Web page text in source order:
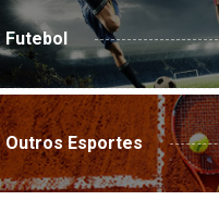
Futebol
Outros Esportes